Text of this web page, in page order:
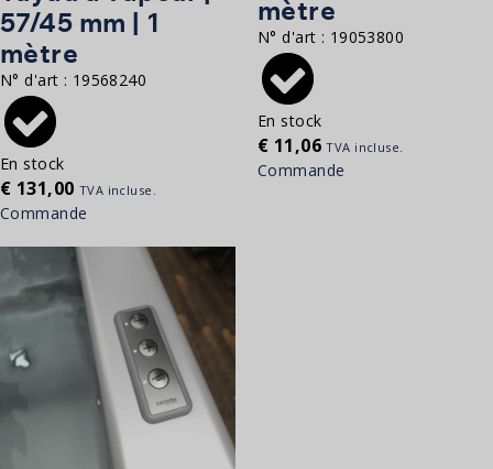
57/45 mm | 1
mètre
N° d'art : 19568240
En stock
€ 131,00 TVA incluse.
Commande
mètre
N° d'art : 19053800
En stock
€ 11,06 TVA incluse.
Commande